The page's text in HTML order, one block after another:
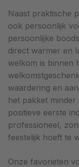
Naast praktische
ook persoonlijk
persoonlijke
direct warmer en
welkom is binnen
waardering en
het pakket
positieve eerste
professioneel,
feestelijk hoeft te
Onze favorieten